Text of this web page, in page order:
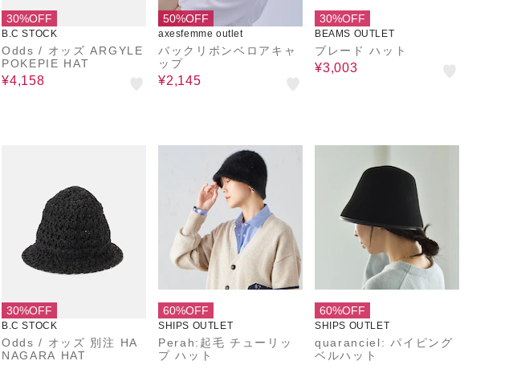
30%OFF
B.C STOCK
Odds / オッズ ARGYLE
POKEPIE HAT
¥4,158
50%OFF
axesfemme outlet
バックリボンベロアキャ
ップ
¥2,145
30%OFF
BEAMS OUTLET
ブレード ハット
¥3,003
30%OFF
B.C STOCK
Odds / オッズ 別注 HA
NAGARA HAT
60%OFF
SHIPS OUTLET
Perah:起毛 チューリッ
プ ハット
60%OFF
SHIPS OUTLET
quaranciel: パイピング
ベルハット